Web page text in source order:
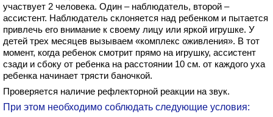
участвует 2 человека. Один – наблюдатель, второй –
ассистент. Наблюдатель склоняется над ребенком и пытается
привлечь его внимание к своему лицу или яркой игрушке. У
детей трех месяцев вызываем «комплекс оживления». В тот
момент, когда ребенок смотрит прямо на игрушку, ассистент
сзади и сбоку от ребенка на расстоянии 10 см. от каждого уха
ребенка начинает трясти баночкой.
Проверяется наличие рефлекторной реакции на звук.
При этом необходимо соблюдать следующие условия: